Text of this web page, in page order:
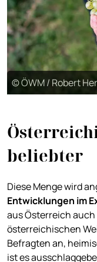
© ÖWM / Robert
beliebter
Diese Menge wird
Entwicklungen im
aus Österreich
österreichischen
Befragten an,
ist es